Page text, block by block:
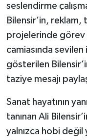
seslendirme
Bilensir’in, reklam,
projelerinde görev
camiasında
gösterilen
taziye mesajı
Sanat hayatının
tanınan Ali
yalnızca hobi değil